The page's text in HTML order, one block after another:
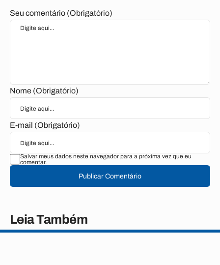
Seu comentário (Obrigatório)
Nome (Obrigatório)
E-mail (Obrigatório)
Salvar meus dados neste navegador para a próxima vez que eu
comentar.
Publicar Comentário
Leia Também